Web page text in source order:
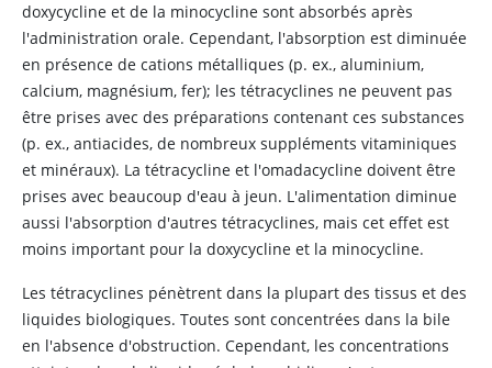
doxycycline et de la minocycline sont absorbés après
l'administration orale. Cependant, l'absorption est diminuée
en présence de cations métalliques (p. ex., aluminium,
calcium, magnésium, fer); les tétracyclines ne peuvent pas
être prises avec des préparations contenant ces substances
(p. ex., antiacides, de nombreux suppléments vitaminiques
et minéraux). La tétracycline et l'omadacycline doivent être
prises avec beaucoup d'eau à jeun. L'alimentation diminue
aussi l'absorption d'autres tétracyclines, mais cet effet est
moins important pour la doxycycline et la minocycline.
Les tétracyclines pénètrent dans la plupart des tissus et des
liquides biologiques. Toutes sont concentrées dans la bile
en l'absence d'obstruction. Cependant, les concentrations